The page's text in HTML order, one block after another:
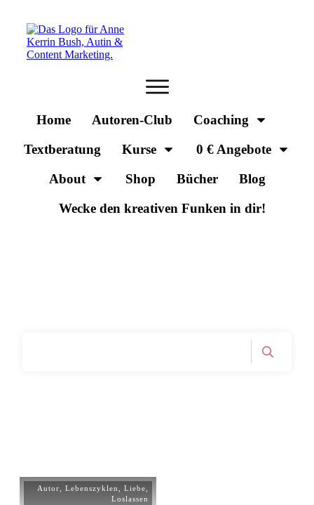
Home Autoren-Club
Coaching
Textberatung
Kurse
0 € Angebote
About
Shop Bücher
Blog
Wecke den kreativen Funken in dir!
Autor Lebenszyklen Liebe
Loslassen